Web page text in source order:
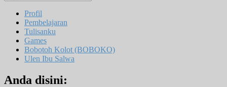
Profil
Pembelajaran
Tulisanku
Games
Bobotoh Kolot (BOBOKO)
Ulen Ibu Salwa
Anda disini: